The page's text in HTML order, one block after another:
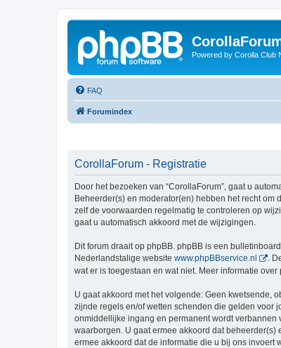
Powered by Corolla Club
FAQ
Forumindex
CorollaForum - Registratie
Door het bezoeken van “CorollaForum”, gaat u
Beheerder(s) en moderator(en) hebben het recht
zelf de voorwaarden regelmatig te controleren op
gaat u automatisch akkoord met de wijzigingen.
Dit forum draait op phpBB. phpBB is een
Nederlandstalige website www.phpBBservice.nl
.
wat er is toegestaan en wat niet. Meer informatie
U gaat akkoord met het volgende: Geen kwetsende,
zijnde regels en/of wetten schenden die gelden voor
onmiddellijke ingang en permanent wordt
waarborgen. U gaat ermee akkoord dat
ermee akkoord dat de informatie die u bij ons